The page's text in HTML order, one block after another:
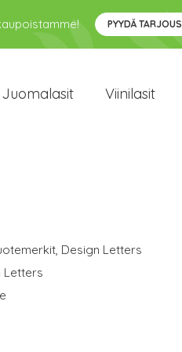
PYYDÄ TARJOUS
Juomalasit Viinilasit
, Design Letters
Letters